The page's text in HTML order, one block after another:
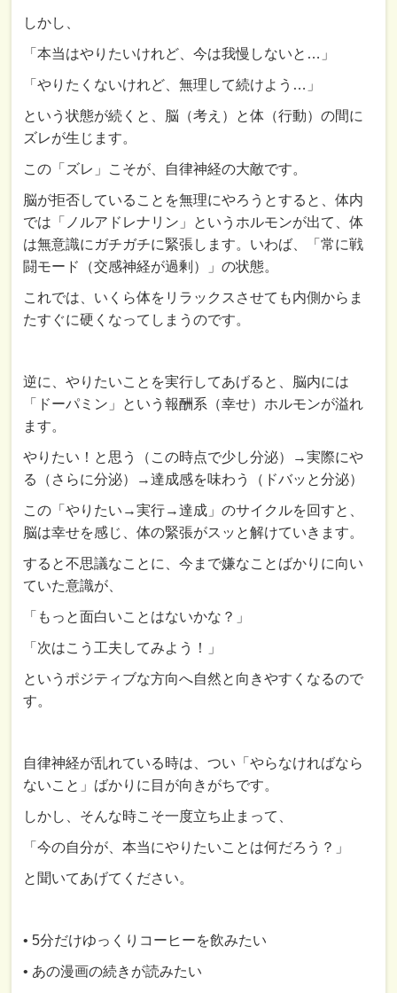
しかし、
「本当はやりたいけれど、今は我慢しないと…」
「やりたくないけれど、無理して続けよう…」
という状態が続くと、脳（考え）と体（行動）の間に
ズレが生じます。
この「ズレ」こそが、自律神経の大敵です。
脳が拒否していることを無理にやろうとすると、体内
では「ノルアドレナリン」というホルモンが出て、体
は無意識にガチガチに緊張します。いわば、「常に戦
闘モード（交感神経が過剰）」の状態。
これでは、いくら体をリラックスさせても内側からま
たすぐに硬くなってしまうのです。
逆に、やりたいことを実行してあげると、脳内には
「ドーパミン」という報酬系（幸せ）ホルモンが溢れ
ます。
やりたい！と思う（この時点で少し分泌）→実際にや
る（さらに分泌）→達成感を味わう（ドバッと分泌）
この「やりたい→実行→達成」のサイクルを回すと、
脳は幸せを感じ、体の緊張がスッと解けていきます。
すると不思議なことに、今まで嫌なことばかりに向い
ていた意識が、
「もっと面白いことはないかな？」
「次はこう工夫してみよう！」
というポジティブな方向へ自然と向きやすくなるので
す。
自律神経が乱れている時は、つい「やらなければなら
ないこと」ばかりに目が向きがちです。
しかし、そんな時こそ一度立ち止まって、
「今の自分が、本当にやりたいことは何だろう？」
と聞いてあげてください。
• 5分だけゆっくりコーヒーを飲みたい
• あの漫画の続きが読みたい